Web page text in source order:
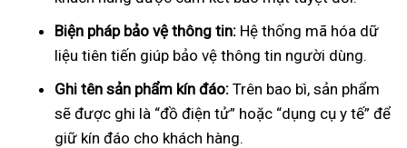
Biện pháp bảo vệ thông tin: Hệ thống mã hóa dữ
liệu tiên tiến giúp bảo vệ thông tin người dùng.
Ghi tên sản phẩm kín đáo: Trên bao bì, sản phẩm
sẽ được ghi là “đồ điện tử” hoặc “dụng cụ y tế” để
giữ kín đáo cho khách hàng.